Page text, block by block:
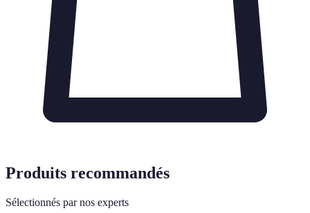
Produits recommandés
Sélectionnés par nos experts